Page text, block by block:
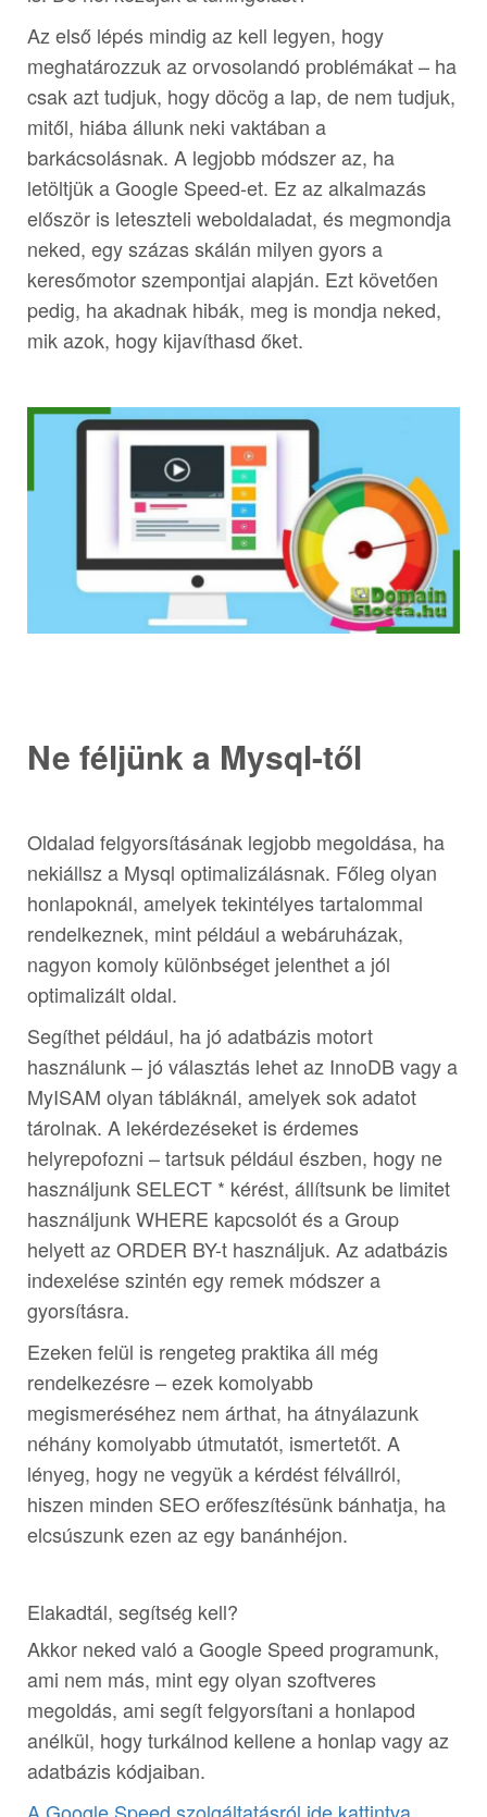
Az első lépés mindig az kell legyen, hogy
meghatározzuk az orvosolandó problémákat – ha
csak azt tudjuk, hogy döcög a lap, de nem tudjuk,
mitől, hiába állunk neki vaktában a
barkácsolásnak. A legjobb módszer az, ha
letöltjük a Google Speed-et. Ez az alkalmazás
először is leteszteli weboldaladat, és megmondja
neked, egy százas skálán milyen gyors a
keresőmotor szempontjai alapján. Ezt követően
pedig, ha akadnak hibák, meg is mondja neked,
mik azok, hogy kijavíthasd őket.
Ne féljünk a Mysql-től
Oldalad felgyorsításának legjobb megoldása, ha
nekiállsz a Mysql optimalizálásnak. Főleg olyan
honlapoknál, amelyek tekintélyes tartalommal
rendelkeznek, mint például a webáruházak,
nagyon komoly különbséget jelenthet a jól
optimalizált oldal.
Segíthet például, ha jó adatbázis motort
használunk – jó választás lehet az InnoDB vagy a
MyISAM olyan tábláknál, amelyek sok adatot
tárolnak. A lekérdezéseket is érdemes
helyrepofozni – tartsuk például észben, hogy ne
használjunk SELECT * kérést, állítsunk be limitet
használjunk WHERE kapcsolót és a Group
helyett az ORDER BY-t használjuk. Az adatbázis
indexelése szintén egy remek módszer a
gyorsításra.
Ezeken felül is rengeteg praktika áll még
rendelkezésre – ezek komolyabb
megismeréséhez nem árthat, ha átnyálazunk
néhány komolyabb útmutatót, ismertetőt. A
lényeg, hogy ne vegyük a kérdést félvállról,
hiszen minden SEO erőfeszítésünk bánhatja, ha
elcsúszunk ezen az egy banánhéjon.
Elakadtál, segítség kell?
Akkor neked való a Google Speed programunk,
ami nem más, mint egy olyan szoftveres
megoldás, ami segít felgyorsítani a honlapod
anélkül, hogy turkálnod kellene a honlap vagy az
adatbázis kódjaiban.